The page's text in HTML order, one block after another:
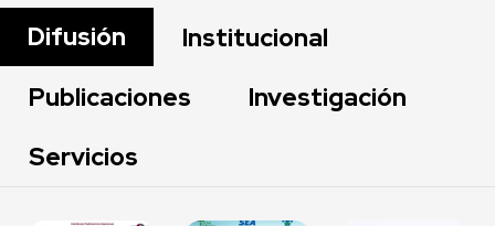
Difusión
Institucional
Publicaciones
Investigación
Servicios